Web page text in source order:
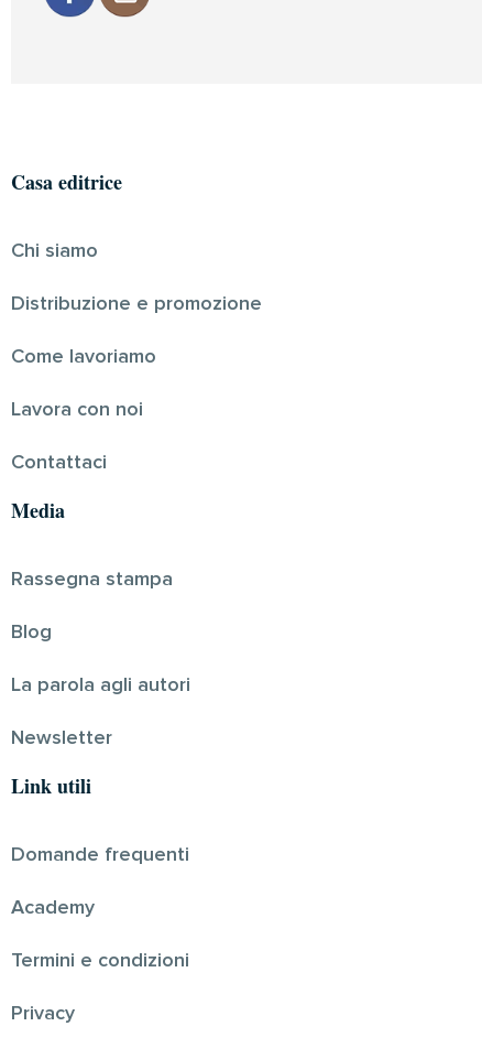
Casa editrice
Chi siamo
Distribuzione e promozione
Come lavoriamo
Lavora con noi
Contattaci
Media
Rassegna stampa
Blog
La parola agli autori
Newsletter
Link utili
Domande frequenti
Academy
Termini e condizioni
Privacy